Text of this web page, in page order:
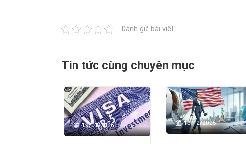
Đánh giá bài viết
Tin tức cùng chuyên mục
19/01/2026 18/12/2025